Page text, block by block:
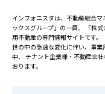
インフォニスタは、不動産総合
ックスグループ」の一員、 「株
用不動産の専門情報サイトです。
世の中の急速な変化に伴い、事
中、 テナント企業様・不動産会
おります。